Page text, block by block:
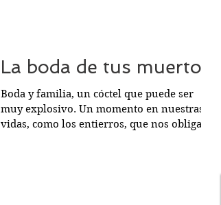
La boda de tus muertos
Boda y familia, un cóctel que puede ser
muy explosivo. Un momento en nuestras
vidas, como los entierros, que nos obliga a